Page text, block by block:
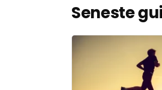
Seneste